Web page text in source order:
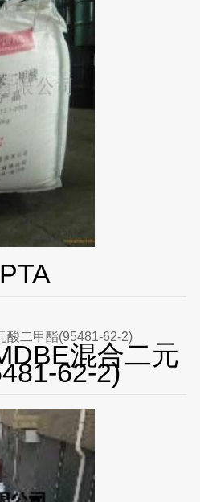
酸二甲酯(95481-62-2)
混合二元
62-2)